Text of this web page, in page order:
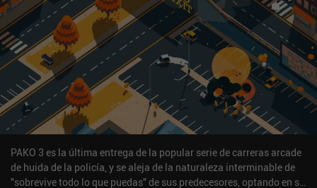
modelos de vehículos en 3D bien diseñados, el juego se ve muy
bien en los nuevos dispositivos. Los controles también son muy
precisos, con muchas opciones de personalización, como la
inclinación de la dirección y la compatibilidad con mandos
Bluetooth. Hot Lap League cuesta 4,99 $ en Android y 7,99 $ en
iOS, con algunos iAP que nos permiten adquirir al instante más de
la moneda del juego que se utiliza para las personalizaciones sólo
visuales. Es sin duda el mejor juego tipo Trackmania para móviles
y una de las recomendaciones más fáciles que he hecho nunca
para un juego de carreras.
PAKO 3 es la última entrega de la popular serie de carreras arcade
de huida de la policía, y se aleja de la naturaleza interminable de
"sobrevive todo lo que puedas" de sus predecesores, optando en su